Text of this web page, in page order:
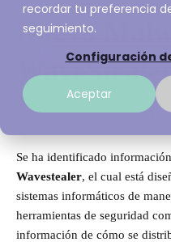
recordar tu preferencia
seguimiento.
Configuración
Aceptar
Nuevo
A3Sec
Se ha identificado
Wavestealer, el cual está
sistemas informáticos de
herramientas de seguridad
información de cómo se